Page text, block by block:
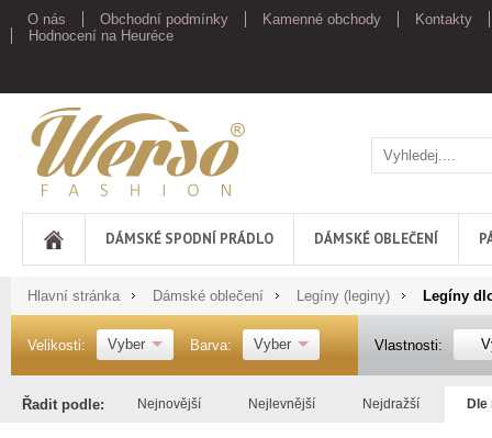
O nás Obchodní podmínky Kamenné obchody
Kontakty
Hodnocení na Heuréce
Werso
DÁMSKÉ SPODNÍ PRÁDLO DÁMSKÉ OBLEČENÍ
Hlavní stránka Dámské oblečení Legíny (leginy) Legíny
Velikosti: Vyber Barva: Vyber Vlastnosti:
Řadit podle: Nejnovější Nejlevnější Nejdražší Dle